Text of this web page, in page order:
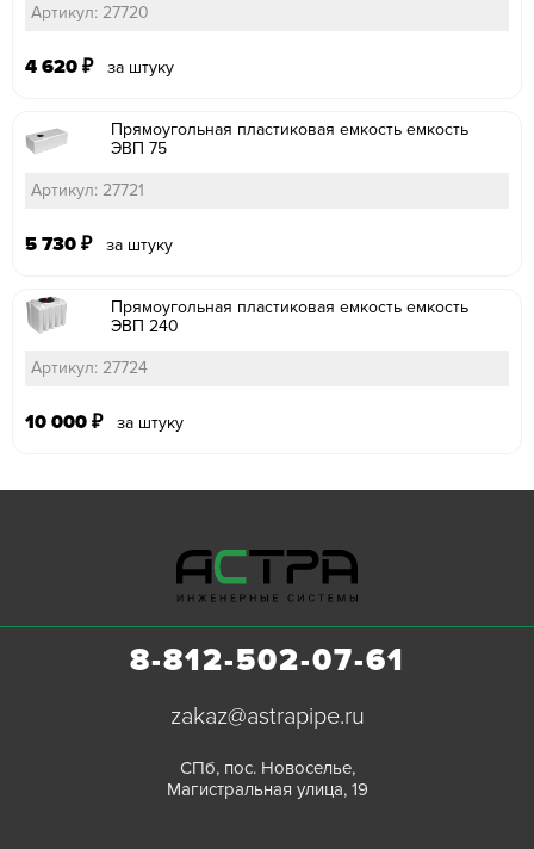
Артикул: 27720
4 620 ₽ за штуку
Прямоугольная пластиковая емкость емкость
ЭВП 75
Артикул: 27721
5 730 ₽ за штуку
Прямоугольная пластиковая емкость емкость
ЭВП 240
Артикул: 27724
10 000 ₽ за штуку
8-812-502-07-61
zakaz@astrapipe.ru
СПб, пос. Новоселье,
Магистральная улица, 19